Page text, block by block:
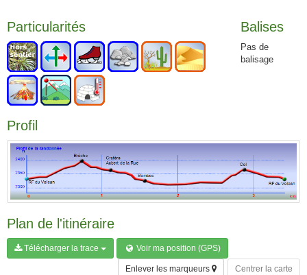
Particularités Balises
Pas de
balisage
Profil
Plan de l'itinéraire
Télécharger la trace Voir ma position (GPS)
Centrer la carte
Enlever les marqueurs